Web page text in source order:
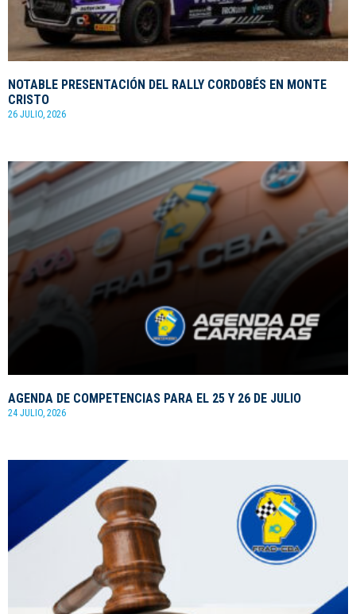
NOTABLE PRESENTACIÓN DEL RALLY CORDOBÉS EN MONTE
CRISTO
26 JULIO, 2026
AGENDA DE COMPETENCIAS PARA EL 25 Y 26 DE JULIO
24 JULIO, 2026